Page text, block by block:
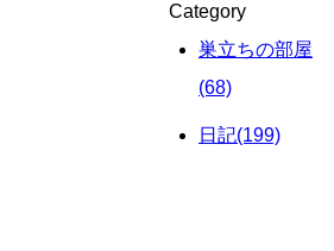
Category
巣立ちの部屋
(68)
日記(199)